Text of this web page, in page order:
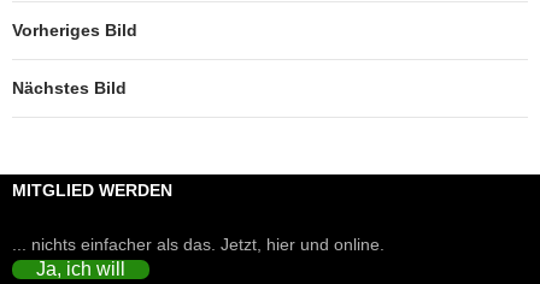
Vorheriges Bild
Nächstes Bild
MITGLIED WERDEN
... nichts einfacher als das. Jetzt, hier und online.
Ja, ich will